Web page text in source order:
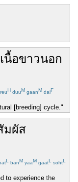
เนื้อขาวนอก
reuH duuM gaanM daiF
[breeding] cycle."
มผัส
L banM yaaM gaatL sohtL
to experience the